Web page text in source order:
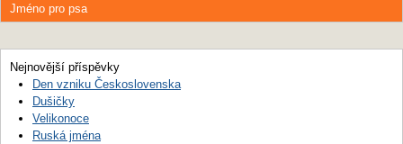
Jméno pro psa
Nejnovější příspěvky
Den vzniku Československa
Dušičky
Velikonoce
Ruská jména